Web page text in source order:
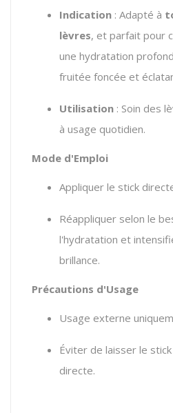
Indication : Adapté à
lèvres, et parfait pour
une hydratation
fruitée foncée et
Utilisation : Soin des
à usage quotidien.
Mode d'Emploi
Appliquer le stick
Réappliquer selon le
l'hydratation et
brillance.
Précautions d'Usage
Usage externe
Éviter de laisser le
directe.